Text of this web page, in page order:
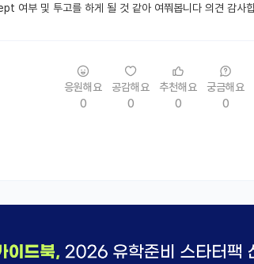
여부 및 투고를 하게 될 것 같아 여쭤봅니다 의견 감사
응원해요
0
공감해요
0
추천해요
0
궁금해요
0